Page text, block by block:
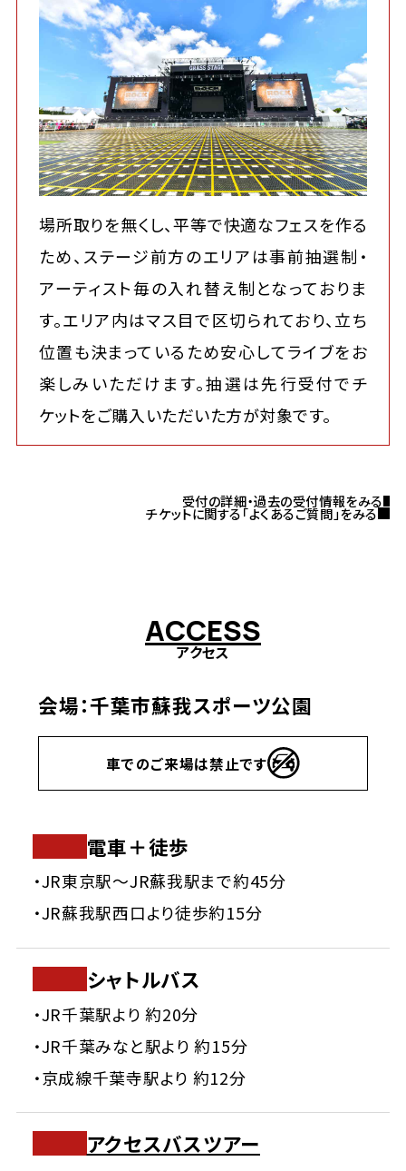
場所取りを無くし、平等で快適なフェスを作る
ため、ステージ前方のエリアは事前抽選制・
アーティスト毎の入れ替え制となっておりま
す。エリア内はマス目で区切られており、立ち
位置も決まっているため安心してライブをお
楽しみいただけます。抽選は先行受付でチ
ケットをご購入いただいた方が対象です。
受付の詳細・過去の受付情報をみる
チケットに関する「よくあるご質問」をみる
ACCESS
アクセス
会場：千葉市蘇我スポーツ公園
車でのご来場は禁止です
電車＋徒歩
JR東京駅〜JR蘇我駅まで約45分
JR蘇我駅西口より徒歩約15分
シャトルバス
JR千葉駅より 約20分
JR千葉みなと駅より 約15分
京成線千葉寺駅より 約12分
アクセスバスツアー